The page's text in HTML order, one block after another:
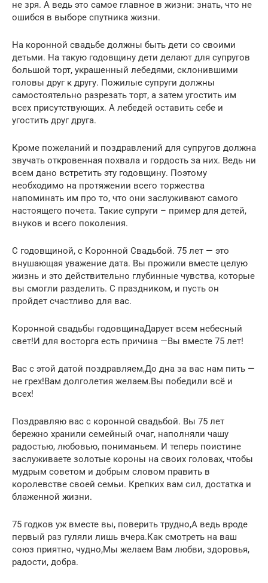
не зря. А ведь это самое главное в жизни: знать, что не
ошибся в выборе спутника жизни.
На коронной свадьбе должны быть дети со своими
детьми. На такую годовщину дети делают для супругов
большой торт, украшенный лебедями, склонившими
головы друг к другу. Пожилые супруги должны
самостоятельно разрезать торт, а затем угостить им
всех присутствующих. А лебедей оставить себе и
угостить друг друга.
Кроме пожеланий и поздравлений для супругов должна
звучать откровенная похвала и гордость за них. Ведь ни
всем дано встретить эту годовщину. Поэтому
необходимо на протяжении всего торжества
напоминать им про то, что они заслуживают самого
настоящего почета. Такие супруги – пример для детей,
внуков и всего поколения.
С годовщиной, с Коронной Свадьбой. 75 лет — это
внушающая уважение дата. Вы прожили вместе целую
жизнь и это действительно глубинные чувства, которые
вы смогли разделить. С праздником, и пусть он
пройдет счастливо для вас.
Коронной свадьбы годовщинаДарует всем небесный
свет!И для восторга есть причина —Вы вместе 75 лет!
Вас с этой датой поздравляем,До дна за вас нам пить —
не грех!Вам долголетия желаем.Вы победили всё и
всех!
Поздравляю вас с коронной свадьбой. Вы 75 лет
бережно хранили семейный очаг, наполняли чашу
радостью, любовью, пониманьем. И теперь поистине
заслуживаете золотые короны на своих головах, чтобы
мудрым советом и добрым словом править в
королевстве своей семьи. Крепких вам сил, достатка и
блаженной жизни.
75 годков уж вместе вы, поверить трудно,А ведь вроде
первый раз гуляли лишь вчера.Как смотреть на ваш
союз приятно, чудно,Мы желаем Вам любви, здоровья,
радости, добра.